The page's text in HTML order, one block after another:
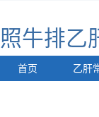
照牛排乙
首页 乙肝